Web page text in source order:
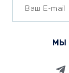
ОБУЧЕНИЕ И
Изучение
МЫ